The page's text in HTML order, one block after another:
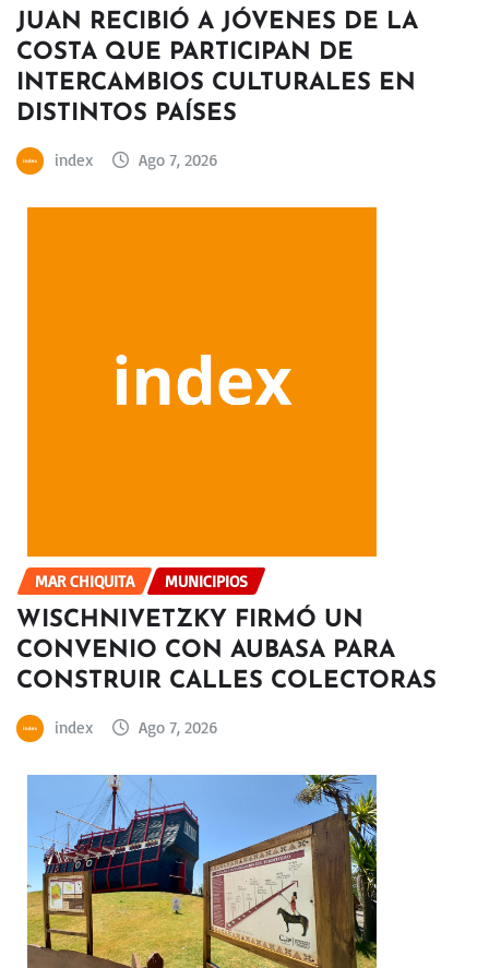
JUAN RECIBIÓ A JÓVENES DE LA
COSTA QUE PARTICIPAN DE
INTERCAMBIOS CULTURALES EN
DISTINTOS PAÍSES
index Ago 7, 2026
MAR CHIQUITA MUNICIPIOS
WISCHNIVETZKY FIRMÓ UN
CONVENIO CON AUBASA PARA
CONSTRUIR CALLES COLECTORAS
index Ago 7, 2026